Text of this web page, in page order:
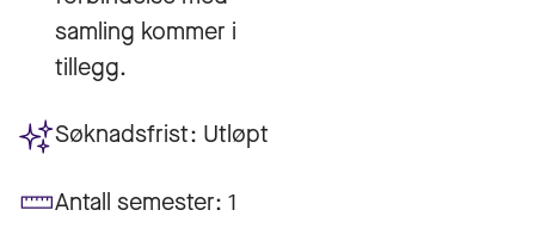
samling kommer i
tillegg.
Søknadsfrist: Utløpt
Antall semester: 1